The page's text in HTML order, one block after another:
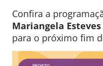
Confira a
Mariangela
para o próximo fim